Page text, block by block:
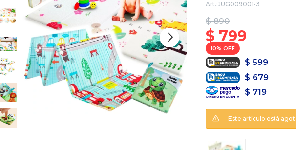
JUG009001-3
$ 890
$ 799
10
$ 599
$ 679
$ 719
Este artículo está